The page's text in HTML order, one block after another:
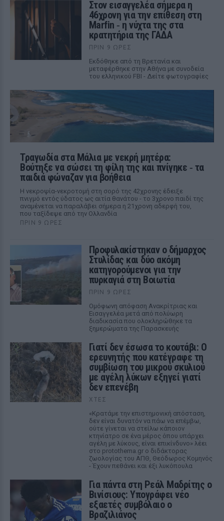
Στον εισαγγελέα σήμερα η
46χρονη για την επίθεση στη
Marfin ‑ η νύχτα της στα
κρατητήρια της ΓΑΔΑ
ΠΡΙΝ 9 ΏΡΕΣ
Εκδόθηκε από τη Βρετανία και
μεταφέρθηκε στην Αθήνα με συνοδεία
του ελληνικού FBI - Δείτε φωτογραφίες
Τραγωδία στα Μάλια με νεκρή μητέρα:
Βούτηξε να σώσει τη φίλη της και πνίγηκε ‑ τα
παιδιά φώναζαν για βοήθεια
Η νεκροψία-νεκροτομή στη σορό της 42χρονης έδειξε
πνιγμό εντός ύδατος ως αιτία θανάτου - το 3χρονο παιδί της
αναμένεται να παραλάβει σήμερα η 21χρονη αδερφή του,
που ταξίδεψε από την Ολλανδία
ΠΡΙΝ 9 ΏΡΕΣ
Προφυλακίστηκαν ο δήμαρχος
Στυλίδας και δύο ακόμη
κατηγορούμενοι για την
πυρκαγιά στη Βοιωτία
ΠΡΙΝ 9 ΏΡΕΣ
Ομόφωνη απόφαση Ανακρίτριας και
Εισαγγελέα μετά από πολύωρη
διαδικασία που ολοκληρώθηκε τα
ξημερώματα της Παρασκευής
Γιατί δεν έσωσα το κουτάβι: Ο
ερευνητής που κατέγραφε τη
συμβίωση του μικρού σκυλιού
με αγέλη λύκων εξηγεί γιατί
δεν επενέβη
ΧΤΕΣ
«Κρατάμε την επιστημονική απόσταση,
δεν είναι δυνατόν να πάω να επέμβω,
ούτε γίνεται να στείλω κάποιον
κτηνίατρο σε ένα μέρος όπου υπάρχει
αγέλη με λύκους, είναι επικίνδυνο» λέει
στο protothema.gr ο διδάκτορας
ζωολογίας του ΑΠΘ, Θεόδωρος Κομηνός
- Έχουν πεθάνει και έξι λυκόπουλα
Για πάντα στη Ρεάλ Μαδρίτης ο
Βινίσιους: Υπογράφει νέο
εξαετές συμβόλαιο ο
Βραζιλιάνος